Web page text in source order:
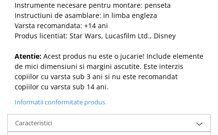
Instrumente necesare pentru montare: penseta
Instructiuni de asamblare: in limba engleza
Varsta recomandata: +14 ani
Produs licentiat: Star Wars, Lucasfilm Ltd., Disney
Atentie: Acest produs nu este o jucarie! Include elemente
de mici dimensiuni si margini ascutite. Este interzis
copiilor cu varsta sub 3 ani si nu este recomandat
copiilor cu varsta sub 14 ani.
Informatii conformitate produs
Caracteristici